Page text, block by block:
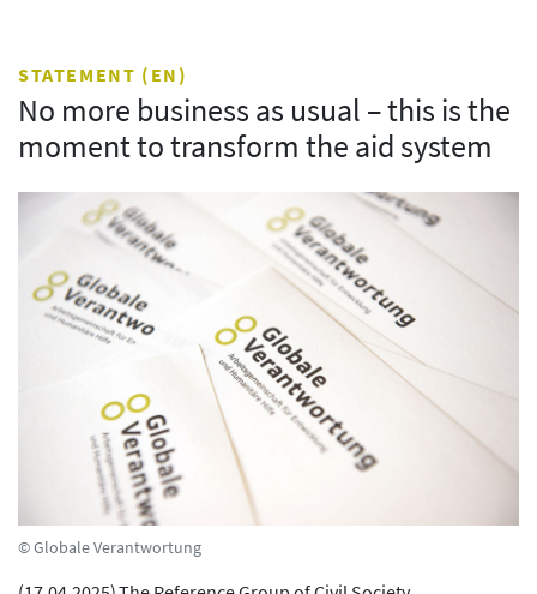
STATEMENT (EN)
No more business as usual – this is the
moment to transform the aid system
© Globale Verantwortung